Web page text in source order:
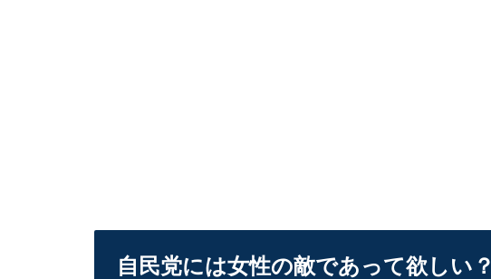
自民党には女性の敵であって欲しい？